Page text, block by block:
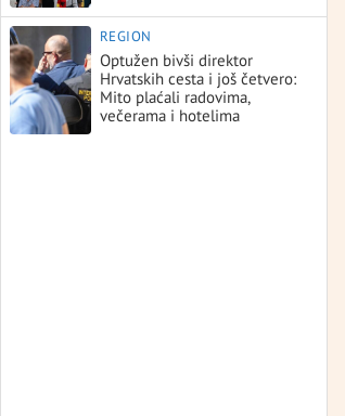
REGION
Optužen bivši direktor
Hrvatskih cesta i još četvero:
Mito plaćali radovima,
večerama i hotelima